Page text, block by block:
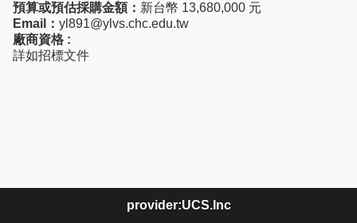
預算或預估採購金額： 新台幣 13,680,000 元
Email： yl891@ylvs.chc.edu.tw
廠商資格 :
詳如招標文件
provider:UCS.Inc